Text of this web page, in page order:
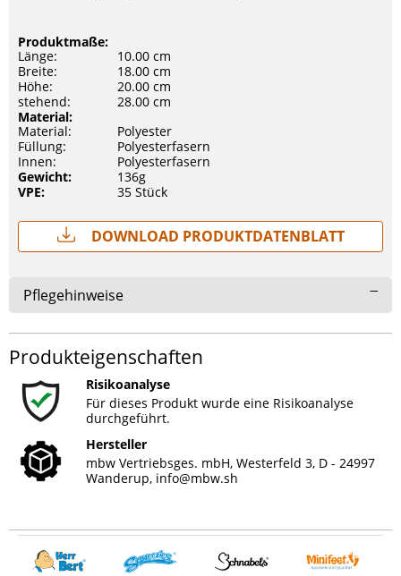
Produktmaße:
Länge:
10.00 cm
Breite:
18.00 cm
Höhe:
20.00 cm
stehend:
28.00 cm
Material:
Material:
Polyester
Füllung:
Polyesterfasern
Innen:
Polyesterfasern
Gewicht:
136g
VPE:
35 Stück
Download Produktdatenblatt
Pflegehinweise
Produkteigenschaften
Risikoanalyse
Für dieses Produkt wurde eine Risikoanalyse
durchgeführt.
Hersteller
mbw Vertriebsges. mbH, Westerfeld 3, D - 24997
Wanderup, info@mbw.sh